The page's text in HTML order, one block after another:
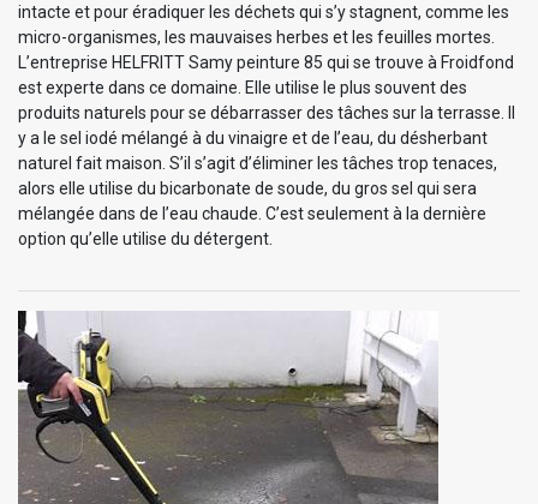
intacte et pour éradiquer les déchets qui s’y stagnent, comme les
micro-organismes, les mauvaises herbes et les feuilles mortes.
L’entreprise HELFRITT Samy peinture 85 qui se trouve à Froidfond
est experte dans ce domaine. Elle utilise le plus souvent des
produits naturels pour se débarrasser des tâches sur la terrasse. Il
y a le sel iodé mélangé à du vinaigre et de l’eau, du désherbant
naturel fait maison. S’il s’agit d’éliminer les tâches trop tenaces,
alors elle utilise du bicarbonate de soude, du gros sel qui sera
mélangée dans de l’eau chaude. C’est seulement à la dernière
option qu’elle utilise du détergent.